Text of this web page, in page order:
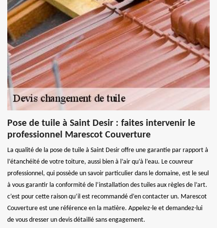
Pose de tuile à Saint Desir : faites intervenir le
professionnel Marescot Couverture
La qualité de la pose de tuile à Saint Desir offre une garantie par rapport à
l’étanchéité de votre toiture, aussi bien à l’air qu’à l’eau. Le couvreur
professionnel, qui possède un savoir particulier dans le domaine, est le seul
à vous garantir la conformité de l’installation des tuiles aux règles de l’art.
c’est pour cette raison qu’il est recommandé d’en contacter un. Marescot
Couverture est une référence en la matière. Appelez-le et demandez-lui
de vous dresser un devis détaillé sans engagement.